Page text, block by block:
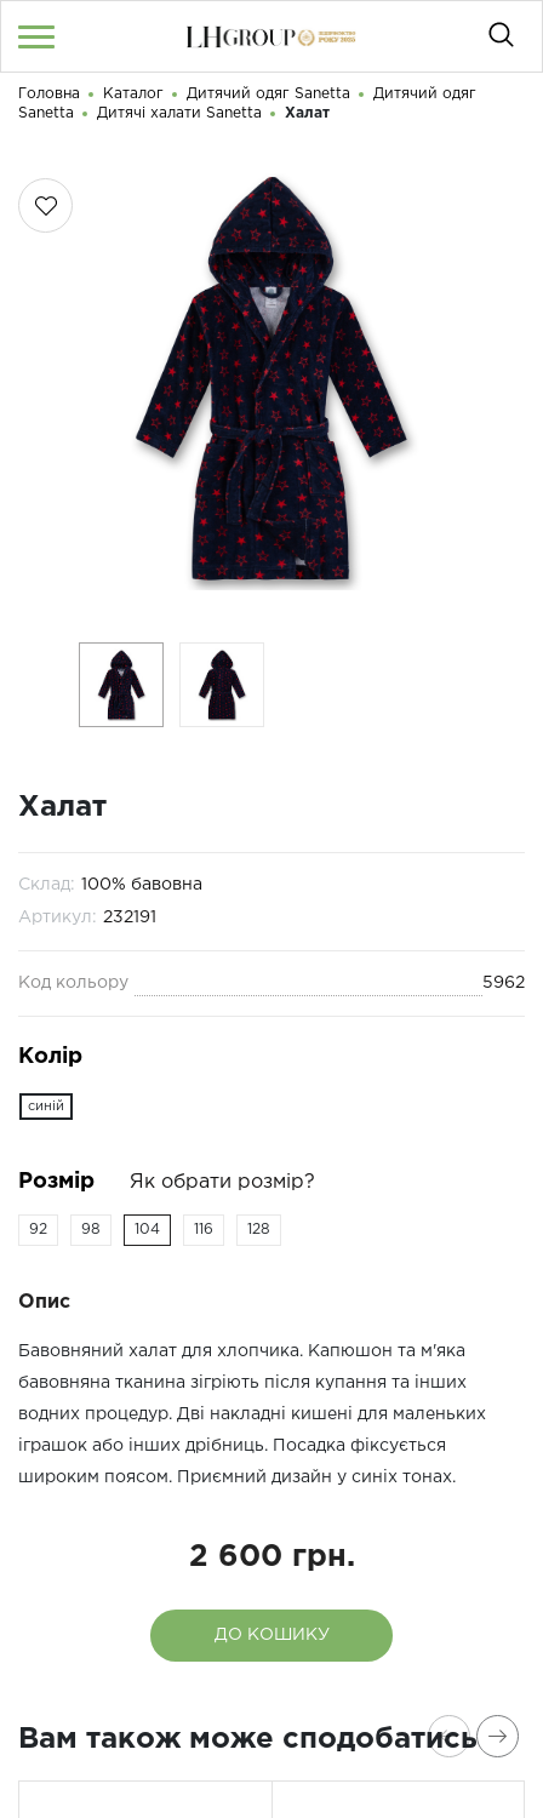
UA | RU
КАТАЛОГ
Графік роботи з 9:00 до 21:00
Доброго дня! Що Ви шукаєте?
Головна Каталог Дитячий одяг Sanetta
Дитячий одяг
Sanetta
Дитячі халати Sanetta Халат
Халат
Склад: 100% бавовна
Артикул: 232191
Код кольору 5962
Колір
синій
Розмір Як обрати розмір?
92 98 104 116 128
Опис
Бавовняний халат для хлопчика. Капюшон та м'яка
бавовняна тканина зігріють після купання та інших
водних процедур. Дві накладні кишені для маленьких
іграшок або інших дрібниць. Посадка фіксується
широким поясом. Приємний дизайн у синіх тонах.
2 600 грн.
ДО КОШИКУ
Вам також може сподобатись